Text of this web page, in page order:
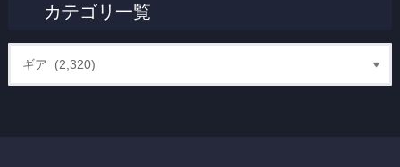
カテゴリ一覧